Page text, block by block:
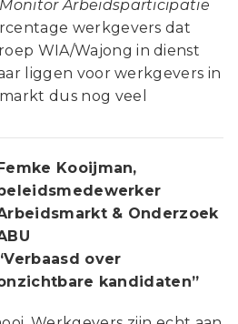
Monitor Arbeidsparticipatie
werkgevers dat
WIA/Wajong in dienst
liggen voor werkgevers in
dus nog veel
Femke Kooijman,
beleidsmedewerker
& Onderzoek
over
kandidaten”